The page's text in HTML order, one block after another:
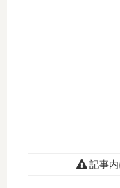
記事内